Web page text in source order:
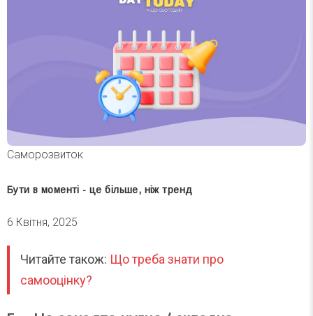
Саморозвиток
Бути в моменті - це більше, ніж тренд
6 Квітня, 2025
Читайте також: Що треба знати про
самооцінку?